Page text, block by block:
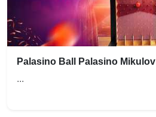
Palasino Ball Palasino Mikulov
...